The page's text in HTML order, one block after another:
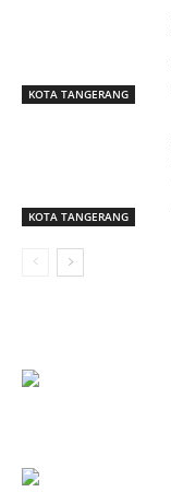
KOTA TANGERANG
KOTA TANGERANG